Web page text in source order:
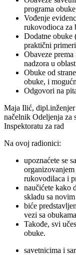
programa
Vođenje
rukovodioca za
Dodatne obuke
praktični
Obaveze
nadzora u
Obuke od
obuke, i
Odgovori na
Maja Ilić,
načelnik Odeljenja za
Inspektoratu za rad
Na ovoj radionici:
upoznaćete se
rukovodilaca i
naučićete kako
skladu sa
biće
vezi sa
Takođe, svi
obuke.
savetnicima i